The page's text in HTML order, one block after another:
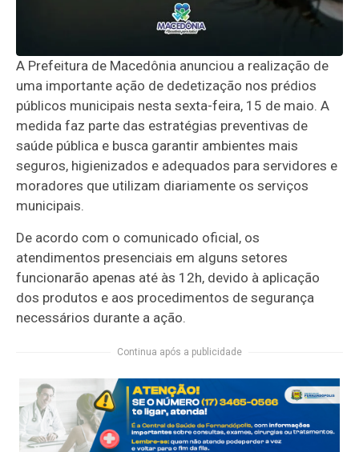
A Prefeitura de Macedônia anunciou a realização de
uma importante ação de dedetização nos prédios
públicos municipais nesta sexta-feira, 15 de maio. A
medida faz parte das estratégias preventivas de
saúde pública e busca garantir ambientes mais
seguros, higienizados e adequados para servidores e
moradores que utilizam diariamente os serviços
municipais.
De acordo com o comunicado oficial, os
atendimentos presenciais em alguns setores
funcionarão apenas até às 12h, devido à aplicação
dos produtos e aos procedimentos de segurança
necessários durante a ação.
Continua após a publicidade